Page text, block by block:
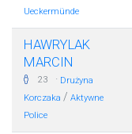
Ueckermünde
HAWRYLAK
MARCIN
23 · Drużyna
Korczaka / Aktywne
Police